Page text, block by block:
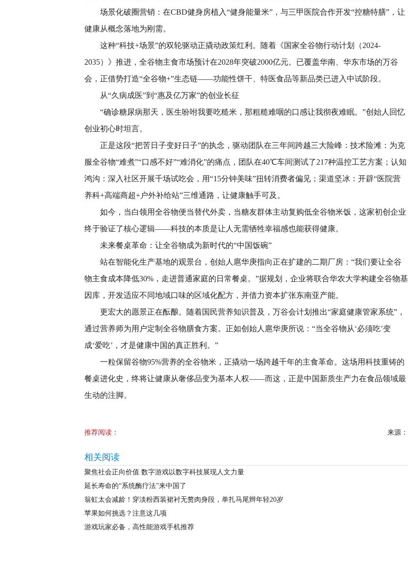
场景化破圈营销：在CBD健身房植入“健身能量米”，与三甲医院合作开发“控糖特膳”，让
健康从概念落地为刚需。
这种“科技+场景”的双轮驱动正撬动政策红利。随着《国家全谷物行动计划（2024-
2035）》推进，全谷物主食市场预计在2028年突破2000亿元。已覆盖华南、华东市场的万谷
会，正借势打造“全谷物+”生态链——功能性饼干、特医食品等新品类已进入中试阶段。
从“久病成医”到“惠及亿万家”的创业长征
“确诊糖尿病那天，医生吩咐我要吃糙米，那粗糙难咽的口感让我彻夜难眠。”创始人回忆
创业初心时坦言。
正是这段“把苦日子变好日子”的执念，驱动团队在三年间跨越三大险峰：技术险滩：为克
服全谷物“难煮”“口感不好”“难消化”的痛点，团队在40℃车间测试了217种温控工艺方案；认知
鸿沟：深入社区开展千场试吃会，用“15分钟美味”扭转消费者偏见；渠道坚冰：开辟“医院营
养科+高端商超+户外补给站”三维通路，让健康触手可及。
如今，当白领用全谷物便当替代外卖，当糖友群体主动复购低全谷物米饭，这家初创企业
终于验证了核心逻辑——科技的本质是让人无需牺牲幸福感也能获得健康。
未来餐桌革命：让全谷物成为新时代的“中国饭碗”
站在智能化生产基地的观景台，创始人扈华庚指向正在扩建的二期厂房：“我们要让全谷
物主食成本降低30%，走进普通家庭的日常餐桌。”据规划，企业将联合华农大学构建全谷物基
因库，开发适应不同地域口味的区域化配方，并借力资本扩张东南亚产能。
更宏大的愿景正在酝酿。随着国民营养知识普及，万谷会计划推出“家庭健康管家系统”，
通过营养师为用户定制全谷物膳食方案。正如创始人扈华庚所说：“当全谷物从‘必须吃’变
成‘爱吃’，才是健康中国的真正胜利。”
一粒保留谷物95%营养的全谷物米，正撬动一场跨越千年的主食革命。这场用科技重铸的
餐桌进化史，终将让健康从奢侈品变为基本人权——而这，正是中国新质生产力在食品领域最
生动的注脚。
推荐阅读： 来源：
相关阅读
聚焦社会正向价值 数字游戏以数字科技展现人文力量
延长寿命的“系统酶疗法”来中国了
翁虹太会减龄！穿淡粉西装裙衬无赘肉身段，单扎马尾辫年轻20岁
苹果如何挑选？注意这几项
游戏玩家必备，高性能游戏手机推荐